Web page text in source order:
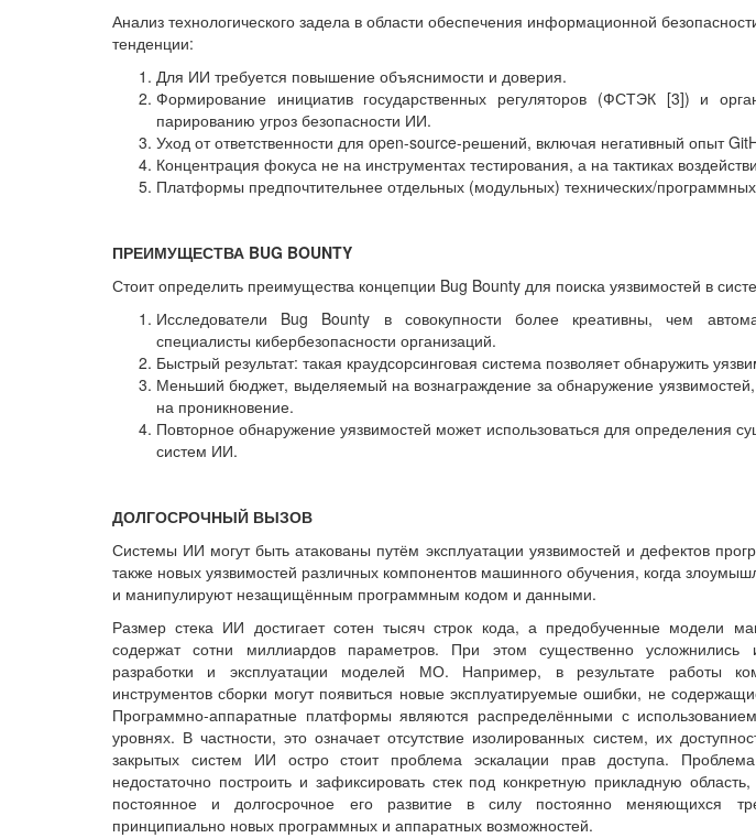
Анализ технологического задела в области обеспечения информационной
тенденции:
Для ИИ требуется повышение объяснимости и доверия.
Формирование инициатив государственных регуляторов (ФСТЭК [3]) и
парированию угроз безопасности ИИ.
Уход от ответственности для open-source-решений, включая негативный опыт
Концентрация фокуса не на инструментах тестирования, а на тактиках
Платформы предпочтительнее отдельных (модульных) технических/
ПРЕИМУЩЕСТВА BUG BOUNTY
Стоит определить преимущества концепции Bug Bounty для поиска уязвимостей в
Исследователи Bug Bounty в совокупности более креативны, чем
специалисты кибербезопасности организаций.
Быстрый результат: такая краудсорсинговая система позволяет обнаружить
Меньший бюджет, выделяемый на вознаграждение за обнаружение
на проникновение.
Повторное обнаружение уязвимостей может использоваться для определения
систем ИИ.
ДОЛГОСРОЧНЫЙ ВЫЗОВ
Системы ИИ могут быть атакованы путём эксплуатации уязвимостей и дефектов
также новых уязвимостей различных компонентов машинного обучения, когда
и манипулируют незащищённым программным кодом и данными.
Размер стека ИИ достигает сотен тысяч строк кода, а предобученные модели
содержат сотни миллиардов параметров. При этом существенно усложнились
разработки и эксплуатации моделей МО. Например, в результате работы
инструментов сборки могут появиться новые эксплуатируемые ошибки, не
Программно-аппаратные платформы являются распределёнными с
уровнях. В частности, это означает отсутствие изолированных систем, их
закрытых систем ИИ остро стоит проблема эскалации прав доступа. Проблема
недостаточно построить и зафиксировать стек под конкретную прикладную
постоянное и долгосрочное его развитие в силу постоянно меняющихся
принципиально новых программных и аппаратных возможностей.